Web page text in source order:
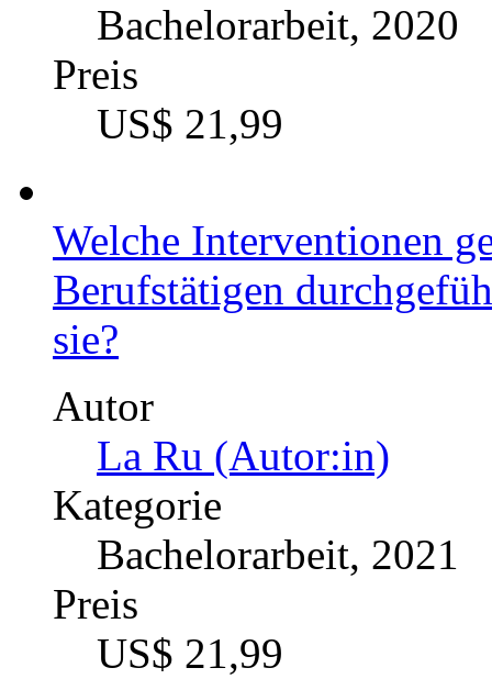
Autor
Tabea Heidinger-
Kategorie
Preis
US$ 21,99
Welche Interventionen
Berufstätigen
sie?
Autor